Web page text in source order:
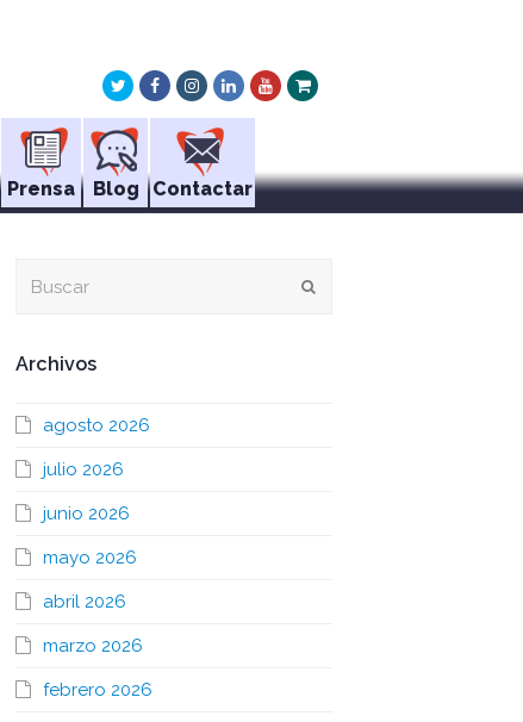
TwitterFacebookInstagram
LinkedInYoutube
Xing
Prensa Blog Contactar
Archivos
agosto 2026
julio 2026
junio 2026
mayo 2026
abril 2026
marzo 2026
febrero 2026